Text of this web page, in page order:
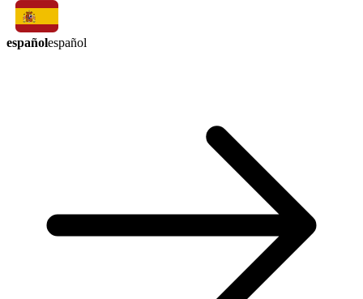
españolespañol